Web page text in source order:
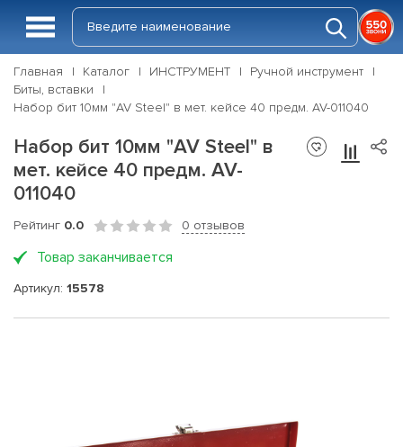
Главная Каталог ИНСТРУМЕНТ
Ручной инструмент
Биты, вставки
Набор бит 10мм "AV Steel" в мет. кейсе 40 предм. AV-011040
Набор бит 10мм "AV Steel" в
мет. кейсе 40 предм. AV-
011040
Рейтинг 0.0 0 отзывов
Товар заканчивается
Артикул: 15578